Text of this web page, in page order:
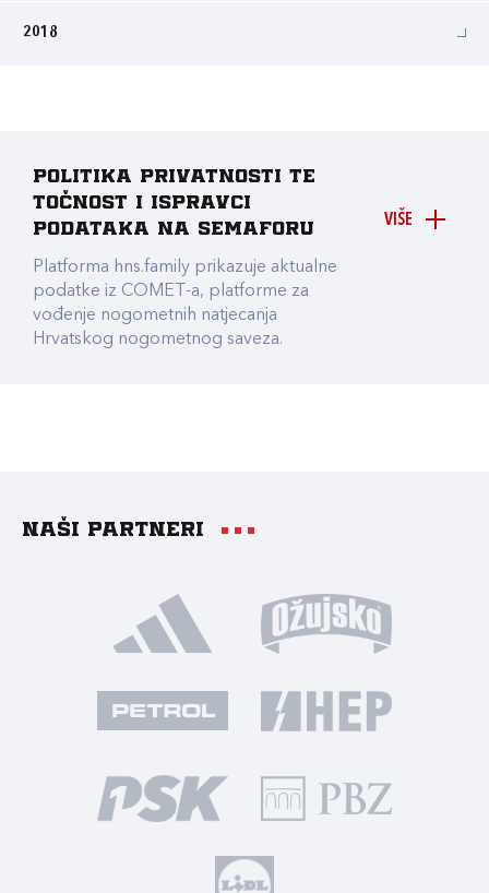
2018
VIŠE
Politika privatnosti te
točnost i ispravci
podataka na Semaforu
Platforma hns.family prikazuje aktualne
podatke iz COMET-a, platforme za
vođenje nogometnih natjecanja
Hrvatskog nogometnog saveza.
Naši partneri